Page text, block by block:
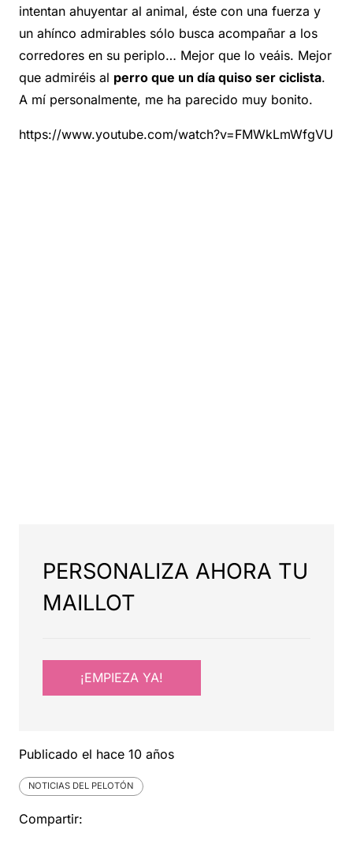
intentan ahuyentar al animal, éste con una fuerza y
un ahínco admirables sólo busca acompañar a los
corredores en su periplo… Mejor que lo veáis. Mejor
que admiréis al perro que un día quiso ser ciclista.
A mí personalmente, me ha parecido muy bonito.
https://www.youtube.com/watch?v=FMWkLmWfgVU
PERSONALIZA AHORA TU
MAILLOT
¡EMPIEZA YA!
Publicado el hace 10 años
NOTICIAS DEL PELOTÓN
Compartir: